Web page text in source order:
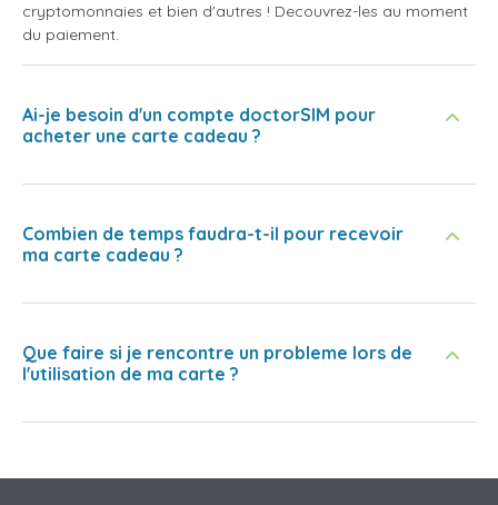
cryptomonnaies et bien d'autres ! Decouvrez-les au moment
du paiement.
Ai-je besoin d'un compte doctorSIM pour
acheter une carte cadeau ?
Combien de temps faudra-t-il pour recevoir
ma carte cadeau ?
Que faire si je rencontre un probleme lors de
l'utilisation de ma carte ?